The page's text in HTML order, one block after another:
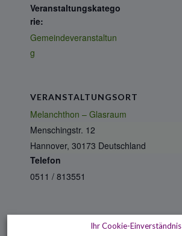
Veranstaltungskatego
rie:
Gemeindeveranstaltun
g
VERANSTALTUNGSORT
Melanchthon – Glasraum
Menschingstr. 12
Hannover, 30173 Deutschland
Telefon
0511 / 813551
Ihr Cookie-Einverständnis